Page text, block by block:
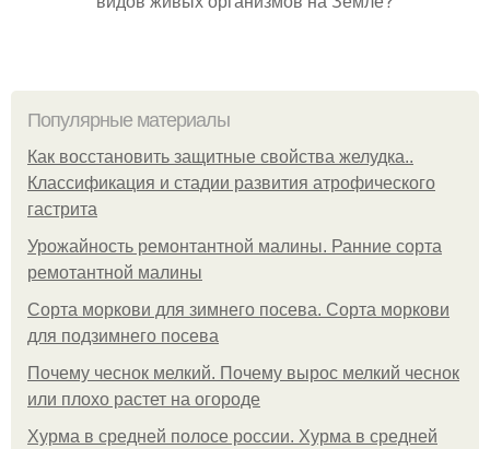
Популярные материалы
Как восстановить защитные свойства желудка..
Классификация и стадии развития атрофического
гастрита
Урожайность ремонтантной малины. Ранние сорта
ремотантной малины
Сорта моркови для зимнего посева. Сорта моркови
для подзимнего посева
Почему чеснок мелкий. Почему вырос мелкий чеснок
или плохо растет на огороде
Хурма в средней полосе россии. Хурма в средней